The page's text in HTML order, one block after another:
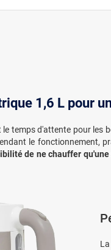
1,6 L pour
le temps d'attente pour les
le fonctionnement,
de ne chauffer